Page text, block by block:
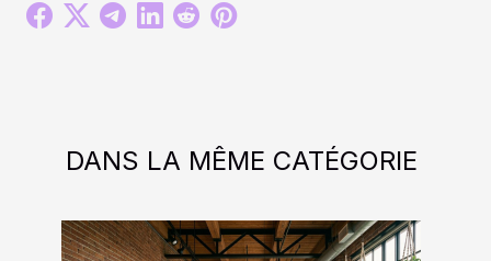
DANS LA MÊME CATÉGORIE